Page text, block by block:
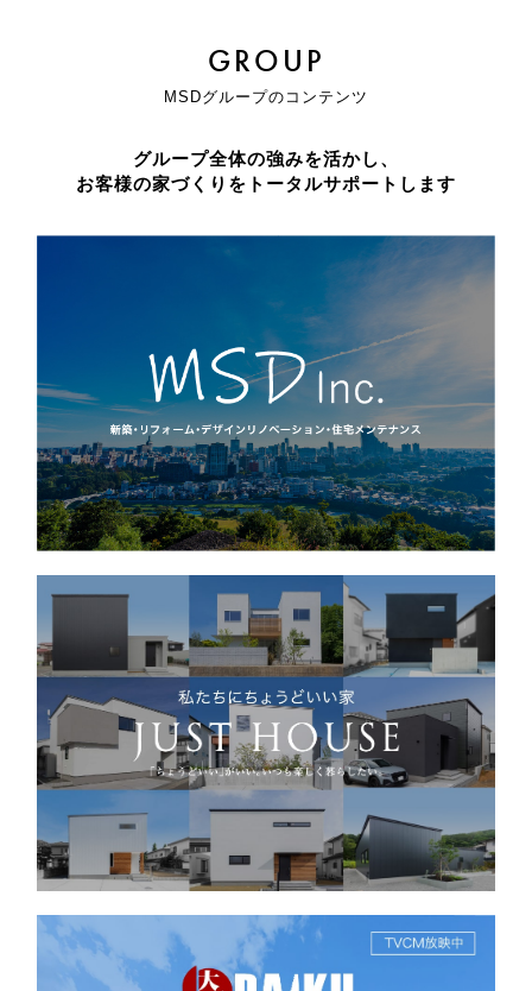
GROUP
MSDグループのコンテンツ
グループ全体の強みを活かし、
お客様の家づくりをトータルサポートします